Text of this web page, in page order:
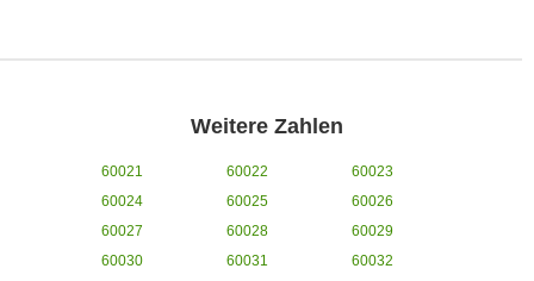
Weitere Zahlen
60021 60022
60023
60024
60025
60026
60027
60028
60029
60030
60031
60032